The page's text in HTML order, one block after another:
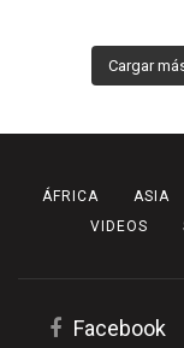
Cargar
ÁFRICA ASIA
VIDEOS
Facebook